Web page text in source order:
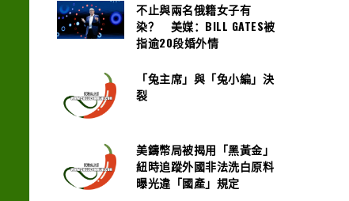
不止與兩名俄籍女子有
染？ 美媒：BILL GATES被
指逾20段婚外情
「兔主席」與「兔小編」決
裂
美鑄幣局被揭用「黑黃金」
紐時追蹤外國非法洗白原料
曝光違「國產」規定